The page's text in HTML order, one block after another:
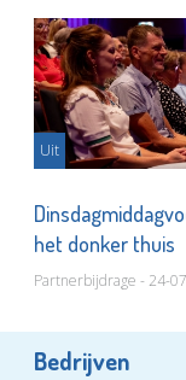
Uit
het donker thuis
Partnerbijdrage - 24-
Bedrijven